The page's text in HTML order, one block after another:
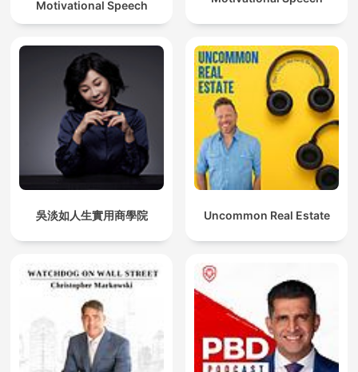
Motivational Speech
吳淡如人生實用商學院 Uncommon Real Estate